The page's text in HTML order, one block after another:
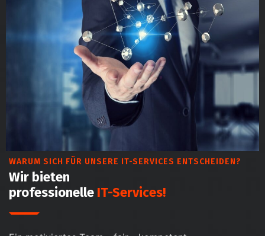
WARUM SICH FÜR UNSERE IT-SERVICES ENTSCHEIDEN?
Wir bieten
professionelle IT-Services!